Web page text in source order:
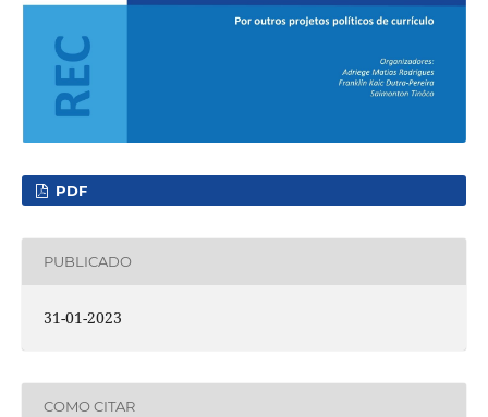
PDF
PUBLICADO
31-01-2023
COMO CITAR